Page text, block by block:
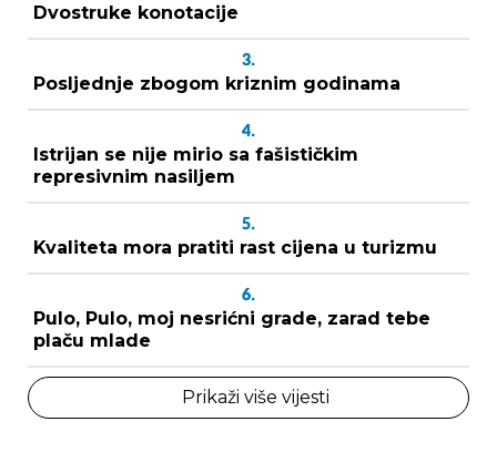
Dvostruke konotacije
3.
Posljednje zbogom kriznim godinama
4.
Istrijan se nije mirio sa fašističkim
represivnim nasiljem
5.
Kvaliteta mora pratiti rast cijena u turizmu
6.
Pulo, Pulo, moj nesrićni grade, zarad tebe
plaču mlade
Prikaži više vijesti